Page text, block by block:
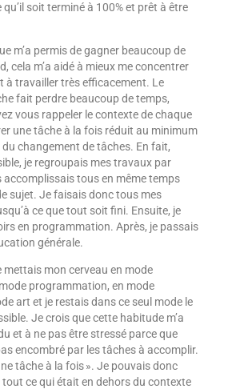
qu’il soit terminé à 100% et prêt à être
m’a permis de gagner beaucoup de
cela m’a aidé à mieux me concentrer
à travailler très efficacement. Le
fait perdre beaucoup de temps,
vous rappeler le contexte de chaque
une tâche à la fois réduit au minimum
du changement de tâches. En fait,
je regroupais mes travaux par
accomplissais tous en même temps
sujet. Je faisais donc tous mes
ce que tout soit fini. Ensuite, je
en programmation. Après, je passais
générale.
mettais mon cerveau en mode
programmation, en mode
art et je restais dans ce seul mode le
Je crois que cette habitude m’a
et à ne pas être stressé parce que
encombré par les tâches à accomplir.
tâche à la fois ». Je pouvais donc
ce qui était en dehors du contexte